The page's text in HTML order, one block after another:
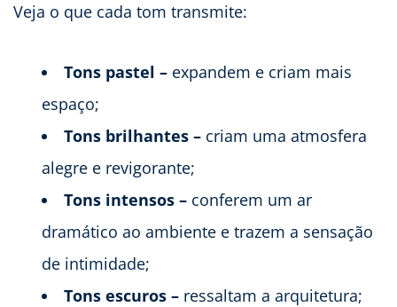
Veja o que cada tom transmite:
Tons pastel – expandem e criam mais
espaço;
Tons brilhantes – criam uma atmosfera
alegre e revigorante;
Tons intensos – conferem um ar
dramático ao ambiente e trazem a sensação
de intimidade;
Tons escuros – ressaltam a arquitetura;